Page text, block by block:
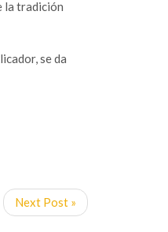
la tradición
se da
Next Post »